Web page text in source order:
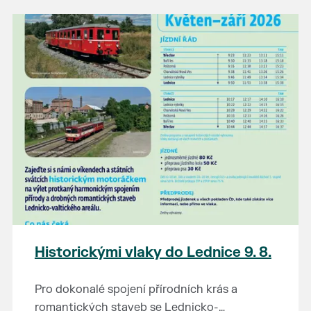
Prodejce prosíme tradičně o příchod 30
minut před začátkem, aby si vše na
prodejních místech stihli přichystat. Pokud
plánujete přijít a chcete rezervovat prodejní
místo, potvrďte prosím účast přes email
petr.vlasak@breclav.eu nebo zde v události,
ať víme, s kolika lidmi máme počítat. Počet
prodejních míst je omezen.
Těšíme se jako vždy!
Historickými vlaky do Lednice 9. 8.
Pro dokonalé spojení přírodních krás a
romantických staveb se Lednicko-